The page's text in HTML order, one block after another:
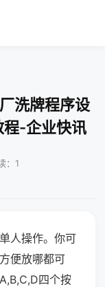
洗牌程序设
程-企业快讯
：1
人操作。你可
便放哪都可
四个按